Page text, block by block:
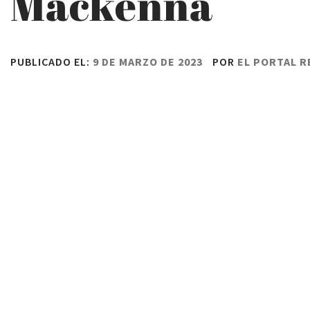
PUBLICADO EL: 9 DE MARZO DE 2023 POR EL PORTAL